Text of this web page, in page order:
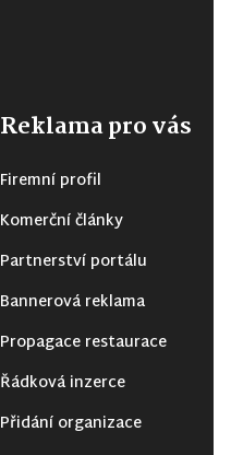
Reklama pro vás
Firemní profil
Komerční články
Partnerství portálu
Bannerová reklama
Propagace restaurace
Řádková inzerce
Přidání organizace